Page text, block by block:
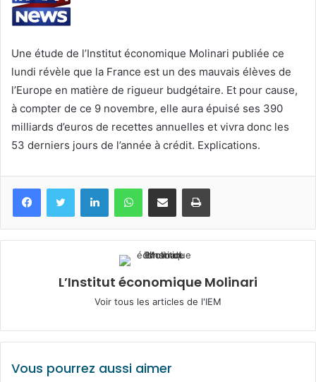
Une étude de l’Institut économique Molinari publiée ce
lundi révèle que la France est un des mauvais élèves de
l’Europe en matière de rigueur budgétaire. Et pour cause,
à compter de ce 9 novembre, elle aura épuisé ses 390
milliards d’euros de recettes annuelles et vivra donc les
53 derniers jours de l’année à crédit. Explications.
FacebookTwitter LinkedinWhatsApp
Partagez par mail Imprimez
L’Institut économique Molinari
Voir tous les articles de l'IEM
Vous pourrez aussi aimer